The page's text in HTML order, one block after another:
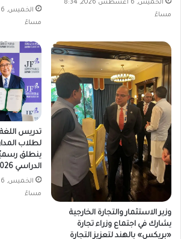
الخميس, 6 أغسطس 2026, 8:34
مساءً
مساءً
وزير الاستثمار والتجارة الخارجية
يشارك في اجتماع وزراء تجارة
«بريكس» بالهند لتعزيز التجارة
تدريس اللغة
لطلاب
ينطلق
الدراسي 2026-2027
مساءً